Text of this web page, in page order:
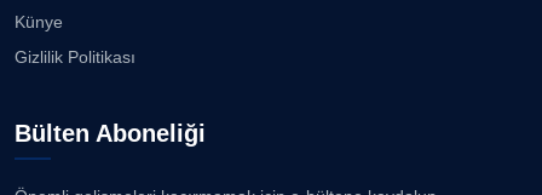
Künye
Gizlilik Politikası
Bülten Aboneliği